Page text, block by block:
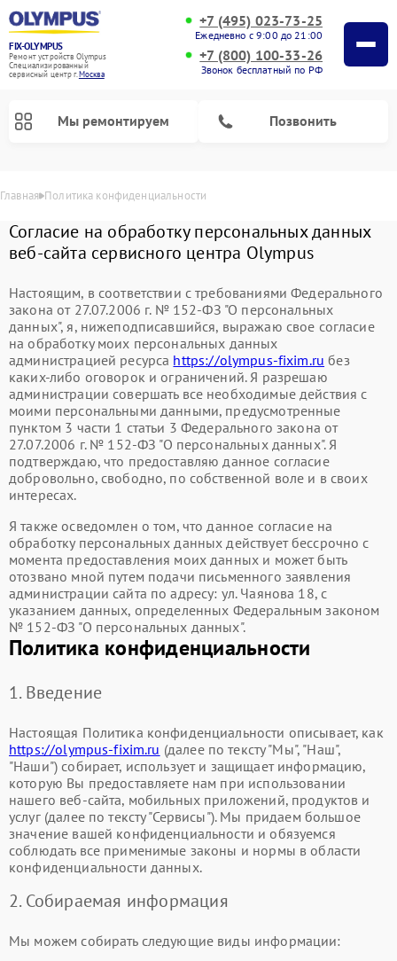
FIX-OLYMPUS
Ремонт устройств Olympus
Специализированный
cервисный центр г.Москва
+7 (495) 023-73-25
Ежедневно с 9:00 до 21:00
+7 (800) 100-33-26
Звонок бесплатный по РФ
Мы ремонтируем Позвонить
Главная Политика конфиденциальности
Согласие на обработку персональных данных
веб-сайта сервисного центра Olympus
Настоящим, в соответствии с требованиями Федерального
закона от 27.07.2006 г. № 152-ФЗ "О персональных
данных", я, нижеподписавшийся, выражаю свое согласие
на обработку моих персональных данных
администрацией ресурса https://olympus-fixim.ru без
каких-либо оговорок и ограничений. Я разрешаю
администрации совершать все необходимые действия с
моими персональными данными, предусмотренные
пунктом 3 части 1 статьи 3 Федерального закона от
27.07.2006 г. № 152-ФЗ "О персональных данных". Я
подтверждаю, что предоставляю данное согласие
добровольно, свободно, по собственной воле и в своих
интересах.
Я также осведомлен о том, что данное согласие на
обработку персональных данных действует бессрочно с
момента предоставления моих данных и может быть
отозвано мной путем подачи письменного заявления
администрации сайта по адресу: ул. Чаянова 18, с
указанием данных, определенных Федеральным законом
№ 152-ФЗ "О персональных данных".
Политика конфиденциальности
1. Введение
Настоящая Политика конфиденциальности описывает, как
https://olympus-fixim.ru (далее по тексту "Мы", "Наш",
"Наши") собирает, использует и защищает информацию,
которую Вы предоставляете нам при использовании
нашего веб-сайта, мобильных приложений, продуктов и
услуг (далее по тексту "Сервисы"). Мы придаем большое
значение вашей конфиденциальности и обязуемся
соблюдать все применимые законы и нормы в области
конфиденциальности данных.
2. Собираемая информация
Мы можем собирать следующие виды информации: